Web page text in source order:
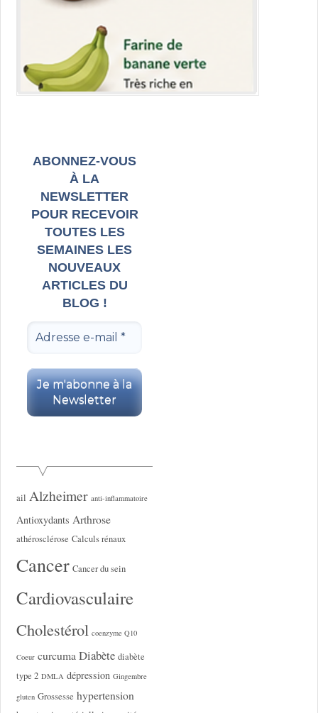
ABONNEZ-VOUS
À LA
NEWSLETTER
POUR RECEVOIR
TOUTES LES
SEMAINES LES
NOUVEAUX
ARTICLES DU
BLOG !
ail Alzheimer anti-inflammatoire
Antioxydants Arthrose
athérosclérose Calculs rénaux
Cancer Cancer du sein
Cardiovasculaire
Cholestérol coenzyme Q10
Coeur curcuma Diabète diabète
type 2 DMLA dépression Gingembre
gluten Grossesse hypertension